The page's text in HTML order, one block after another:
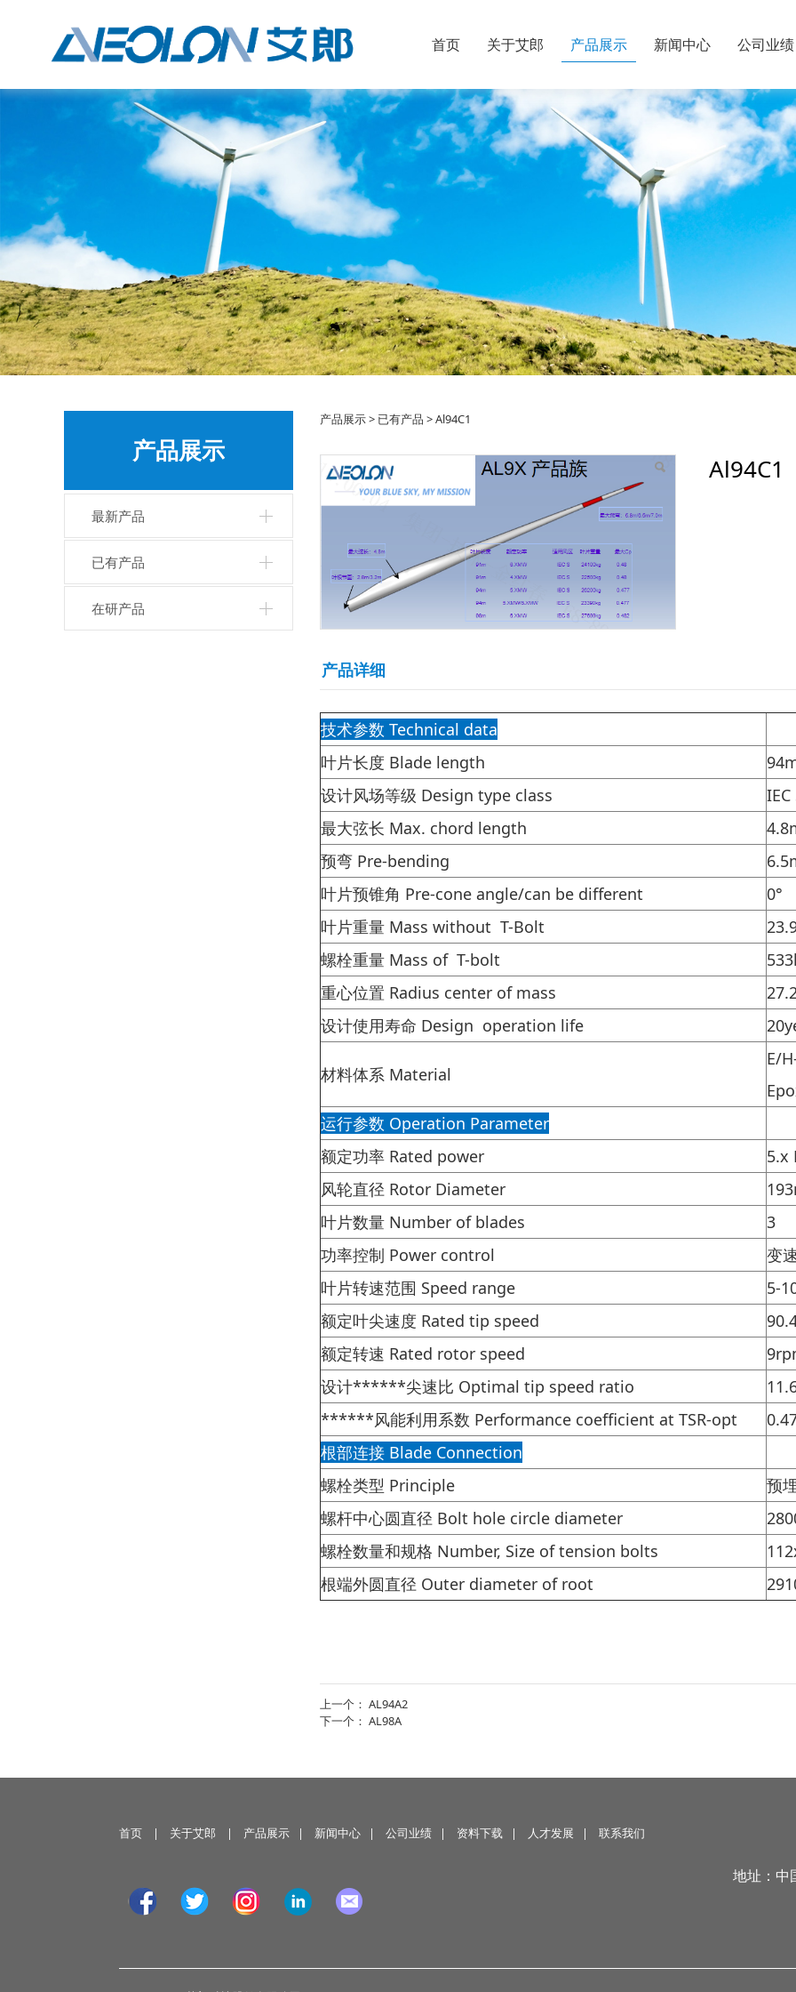
首页 关于艾郎 产品展示 新闻中心 公司业绩
产品展示
最新产品
已有产品
在研产品
Al94C1
产品展示> 已有产品 >Al94C1
Al94C1
产品详细
技术参数 Technical data
叶片长度 Blade length
设计风场等级 Design type class
IEC
最大弦长 Max. chord length
预弯 Pre-bending
叶片预锥角 Pre-cone angle/can be different
0°
叶片重量 Mass without T-Bolt
螺栓重量 Mass of T-bolt
重心位置 Radius center of mass
设计使用寿命 Design operation life
材料体系 Material
E/
运行参数 Operation Parameter
额定功率 Rated power
5.x
风轮直径 Rotor Diameter
叶片数量 Number of blades
3
功率控制 Power control
变
叶片转速范围 Speed range
5-
额定叶尖速度 Rated tip speed
额定转速 Rated rotor speed
设计******尖速比 Optimal tip speed ratio
******风能利用系数 Performance coefficient at TSR-opt
根部连接 Blade Connection
螺栓类型 Principle
预
螺杆中心圆直径 Bolt hole circle diameter
螺栓数量和规格 Number, Size of tension bolts
根端外圆直径 Outer diameter of root
上一个： AL94A2
下一个： AL98A
首页 | 关于艾郎 | 产品展示 | 新闻中心 |公司业绩 | 资料下载 | 人才发展 |联系我们
地址：中